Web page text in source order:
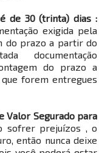
de 30 (trinta) dias :
exigida pela
do prazo a partir do
documentação
do prazo a
forem entregues
Valor Segurado para
sofrer prejuízos , o
então nunca deixe